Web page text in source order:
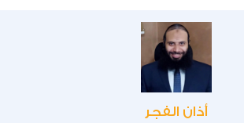
أذان الفجر